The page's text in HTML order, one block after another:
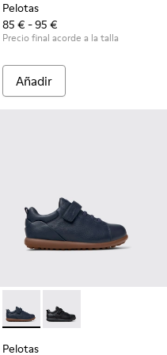
Pelotas
85 € - 95 €
Precio final acorde a la talla
Añadir
negros de piel y textil para
Zapatos azules de piel y
Pelotas - K800316-004 -
Pelotas - K800316-
Pelotas